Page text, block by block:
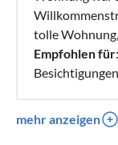
tolle
Empfohlen für
mehr anzeigen